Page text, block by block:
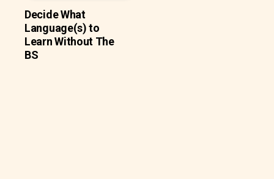
Decide What
Language(s) to
Learn Without The
BS